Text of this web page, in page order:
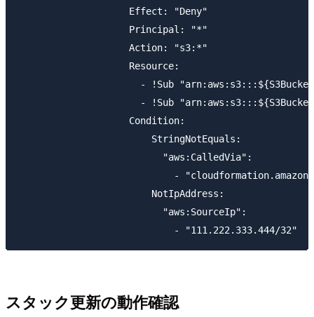
                    Effect: "Deny"
                    Principal: "*"
                    Action: "s3:*"
                    Resource:
- !Sub
- !Sub
                    Condition:
                        StringNotEquals:
                          "aws:CalledVia":
-
                        NotIpAddress:
                          "aws:SourceIp":
スタック更新の動作確認